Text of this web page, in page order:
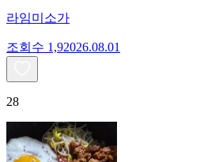
라임미소가
조회수 1,92026.08.01
28